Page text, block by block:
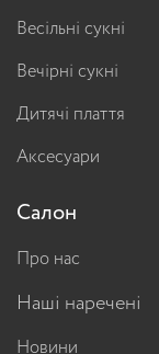
Весільні сукні
Вечірні сукні
Дитячі плаття
Аксесуари
Салон
Про нас
Наші наречені
Новини